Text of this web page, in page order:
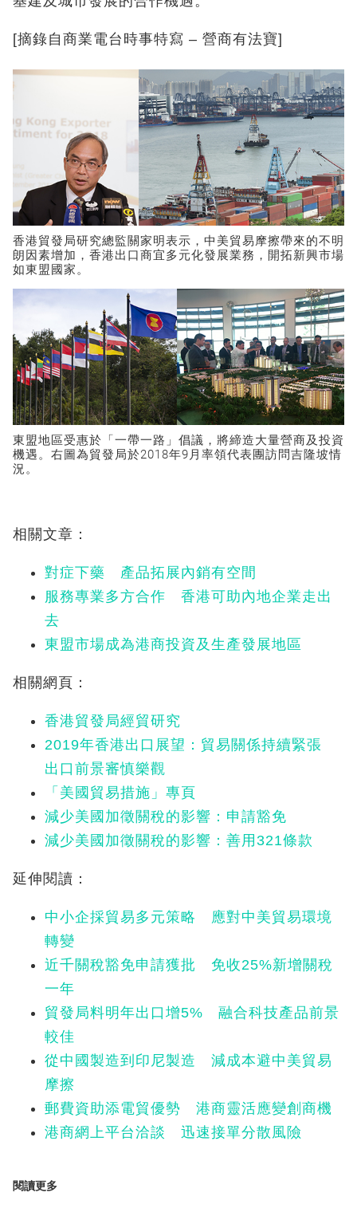
[摘錄自商業電台時事特寫 – 營商有法寶]
香港貿發局研究總監關家明表示，中美貿易摩擦帶來的不明
朗因素增加，香港出口商宜多元化發展業務，開拓新興市場
如東盟國家。
東盟地區受惠於「一帶一路」倡議，將締造大量營商及投資
機遇。右圖為貿發局於2018年9月率領代表團訪問吉隆坡情
況。
相關文章：
對症下藥 產品拓展內銷有空間
服務專業多方合作 香港可助內地企業走出
去
東盟市場成為港商投資及生產發展地區
相關網頁：
香港貿發局經貿研究
2019年香港出口展望：貿易關係持續緊張
出口前景審慎樂觀
「美國貿易措施」專頁
減少美國加徵關稅的影響：申請豁免
減少美國加徵關稅的影響：善用321條款
延伸閱讀：
中小企採貿易多元策略 應對中美貿易環境
轉變
近千關稅豁免申請獲批 免收25%新增關稅
一年
貿發局料明年出口增5% 融合科技產品前景
較佳
從中國製造到印尼製造 減成本避中美貿易
摩擦
郵費資助添電貿優勢 港商靈活應變創商機
港商網上平台洽談 迅速接單分散風險
閱讀更多